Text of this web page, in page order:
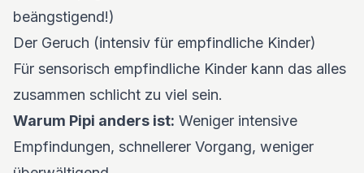
beängstigend!)
Der Geruch (intensiv für empfindliche Kinder)
Für sensorisch empfindliche Kinder kann das alles
zusammen schlicht zu viel sein.
Warum Pipi anders ist: Weniger intensive
Empfindungen, schnellerer Vorgang, weniger